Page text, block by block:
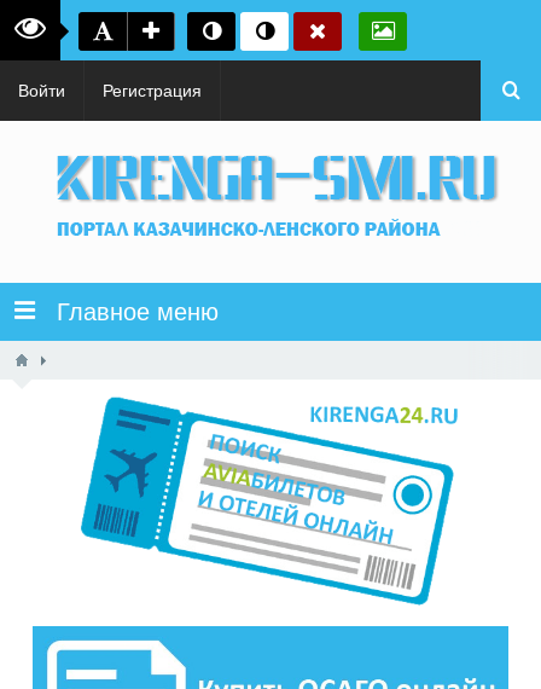
Войти Регистрация
Главное меню